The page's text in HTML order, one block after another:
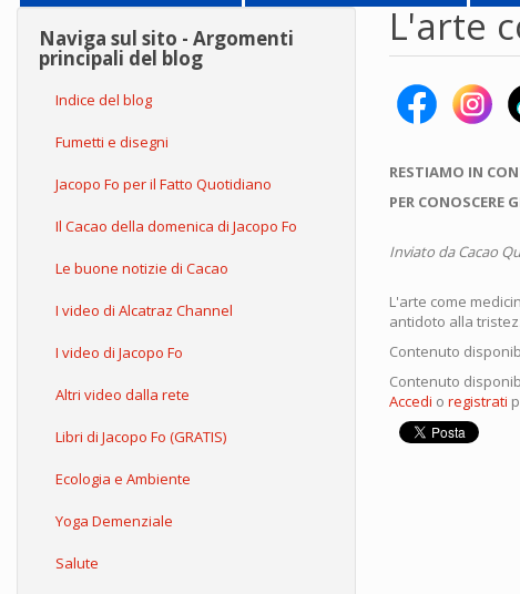
Naviga sul sito - Argomenti
principali del blog
Indice del blog
Fumetti e disegni
Jacopo Fo per il Fatto Quotidiano
Il Cacao della domenica di Jacopo Fo
Le buone notizie di Cacao
I video di Alcatraz Channel
I video di Jacopo Fo
Altri video dalla rete
Libri di Jacopo Fo (GRATIS)
Ecologia e Ambiente
Yoga Demenziale
Salute
L'arte
RESTIAMO IN
PER
Inviato daCacao
L'arte come
antidoto alla
Contenuto
Contenuto
Accedi o registrati